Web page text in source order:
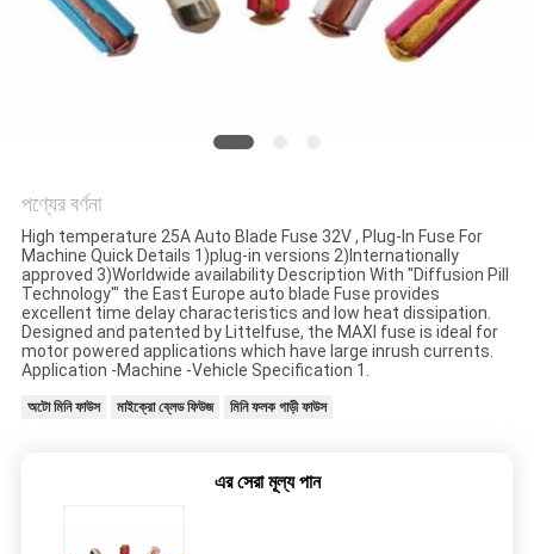
POLICY
পণ্যের বর্ণনা
High temperature 25A Auto Blade Fuse 32V , Plug-In Fuse For
Machine Quick Details 1)plug-in versions 2)Internationally
approved 3)Worldwide availability Description With "Diffusion Pill
Technology'" the East Europe auto blade Fuse provides
excellent time delay characteristics and low heat dissipation.
Designed and patented by Littelfuse, the MAXI fuse is ideal for
motor powered applications which have large inrush currents.
Application -Machine -Vehicle Specification 1.
অটো মিনি ফাউস মাইক্রো ব্লেড ফিউজ মিনি ফলক গাড়ী ফাউস
এর সেরা মূল্য পান